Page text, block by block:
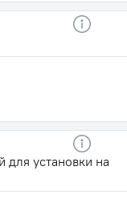
для установки на